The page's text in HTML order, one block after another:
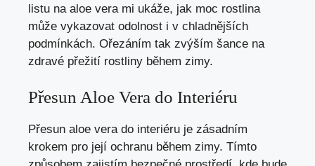
listu na aloe vera mi ukáže, jak moc rostlina
může vykazovat odolnost i v chladnějších
podmínkách. Ořezáním tak zvýším šance na
zdravé přežití rostliny během zimy.
Přesun Aloe Vera do Interiéru
Přesun aloe vera do interiéru je zásadním
krokem pro její ochranu během zimy. Tímto